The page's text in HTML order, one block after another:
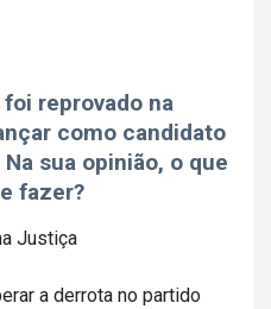
reprovado na
como candidato
sua opinião, o que
fazer?
Justiça
a derrota no partido